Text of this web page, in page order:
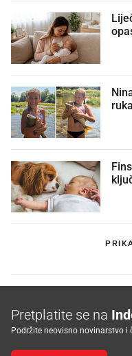
Pretplatite se na
Podržite neovisno novinarstvo i